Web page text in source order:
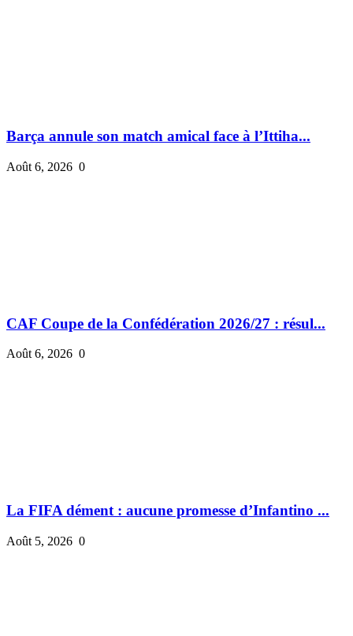
Barça annule son match amical face à l’Ittiha...
Août 6, 2026 0
CAF Coupe de la Confédération 2026/27 : résul...
Août 6, 2026 0
La FIFA dément : aucune promesse d’Infantino ...
Août 5, 2026 0